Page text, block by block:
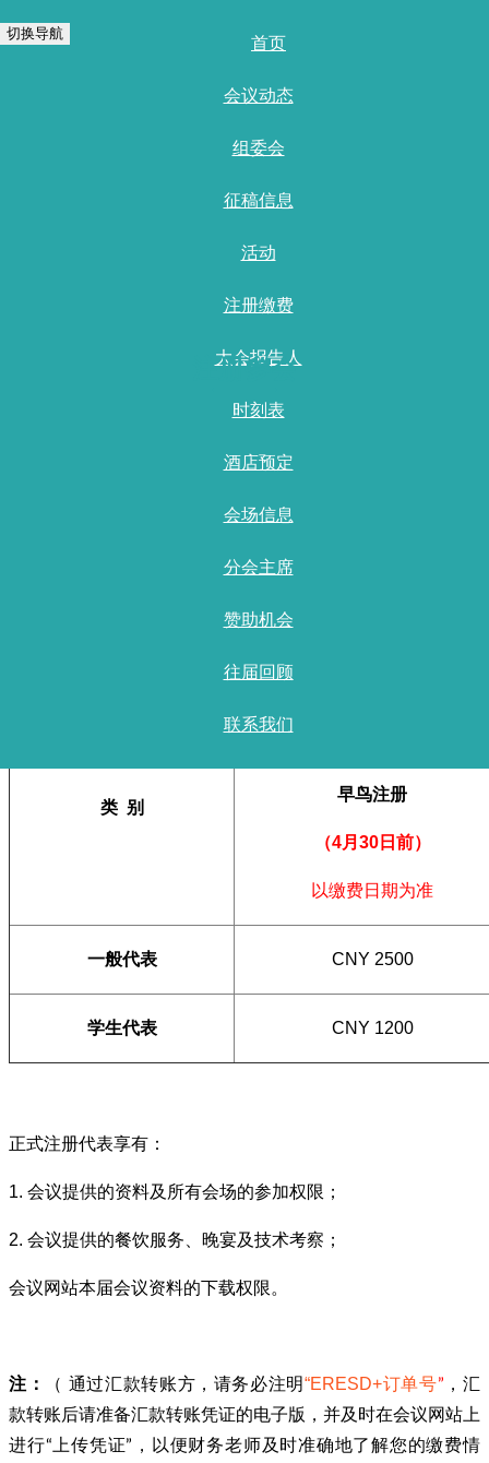
切换导航
首页
会议动态
组委会
征稿信息
活动
注册缴费
大会报告人
时刻表
酒店预定
会场信息
分会主席
赞助机会
往届回顾
联系我们
注册参会
类 别
早鸟注册
（4月30日前）
以缴费日期为准
一般代表 CNY 2500
学生代表 CNY 1200
正式注册代表享有：
1. 会议提供的资料及所有会场的参加权限；
2. 会议提供的餐饮服务、晚宴及技术考察；
会议网站本届会议资料的下载权限。
注： （ 通过汇款转账方，请务必注明“ERESD+订单号” ，汇
款转账后请准备汇款转账凭证的电子版，并及时在会议网站上
进行“上传凭证”，以便财务老师及时准确地了解您的缴费情